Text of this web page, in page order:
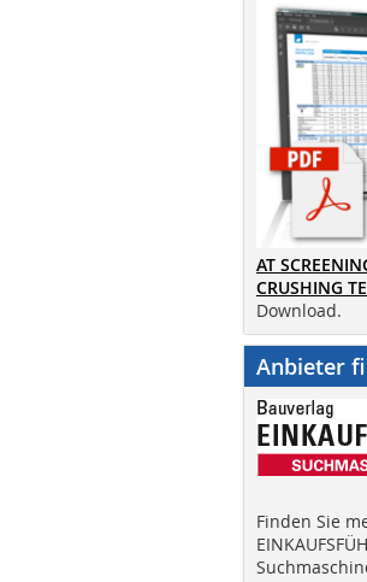
AT
CRUSHING
Download.
Anbieter
Finden Sie